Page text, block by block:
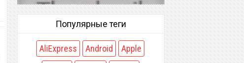
Популярные теги
AliExpress Android
Apple